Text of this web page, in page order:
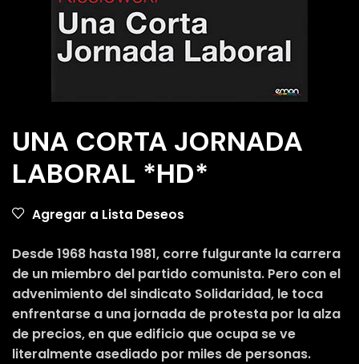
UNA CORTA JORNADA
LABORAL *HD*
Agregar a Lista Deseos
Desde 1968 hasta 1981, corre fulgurante la carrera
de un miembro del partido comunista. Pero con el
advenimiento del sindicato Solidaridad, le toca
enfrentarse a una jornada de protesta por la alza
de precios, en que edificio que ocupa se ve
literalmente asediado por miles de personas.